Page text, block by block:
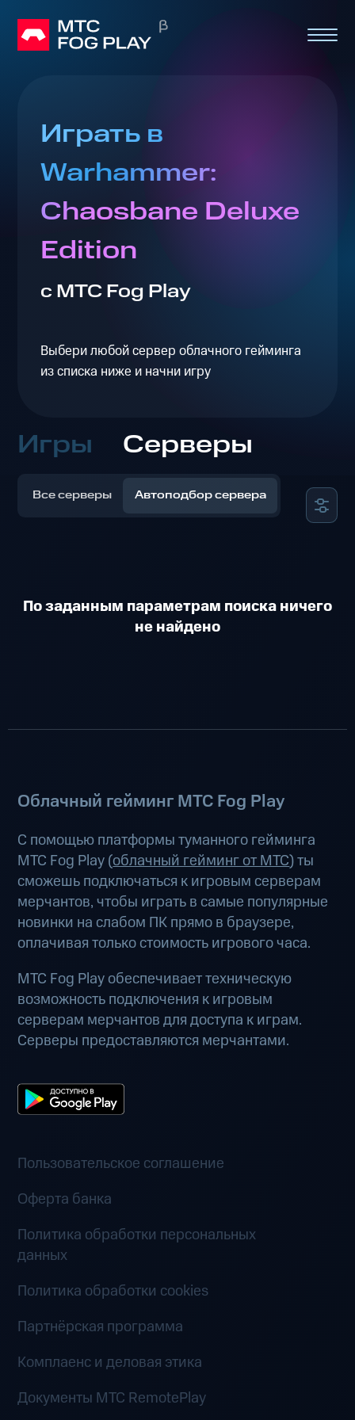
Играть в
Warhammer:
Chaosbane Deluxe
Edition
с МТС Fog Play
Выбери любой сервер облачного гейминга
из списка ниже и начни игру
Игры Серверы
Все серверы Автоподбор сервера
По заданным параметрам поиска ничего
не найдено
Облачный гейминг МТС Fog Play
С помощью платформы туманного гейминга
МТС Fog Play (облачный гейминг от МТС) ты
сможешь подключаться к игровым серверам
мерчантов, чтобы играть в самые популярные
новинки на слабом ПК прямо в браузере,
оплачивая только стоимость игрового часа.
МТС Fog Play обеспечивает техническую
возможность подключения к игровым
серверам мерчантов для доступа к играм.
Серверы предоставляются мерчантами.
Пользовательское соглашение
Оферта банка
Политика обработки персональных
данных
Политика обработки cookies
Партнёрская программа
Комплаенс и деловая этика
Документы MTC RemotePlay